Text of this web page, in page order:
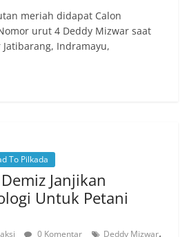
meriah didapat Calon
urut 4 Deddy Mizwar saat
Indramayu,
To Pilkada
Janjikan
Untuk Petani
0 Komentar Deddy Mizwar,